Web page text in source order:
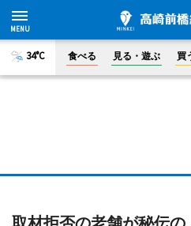
34°C 食べる 見る・遊ぶ 買